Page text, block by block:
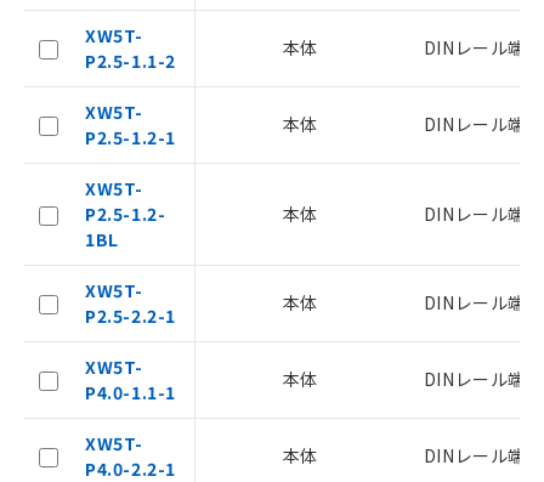
XW5T-
P2.5-1.1-2
本体 DINレール端
XW5T-
P2.5-1.2-1
本体 DINレール端
XW5T-
P2.5-1.2-
1BL
本体 DINレール端
XW5T-
P2.5-2.2-1
本体 DINレール端
XW5T-
P4.0-1.1-1
本体 DINレール端
XW5T-
P4.0-2.2-1
本体 DINレール端
たはお客様担当のオムロン制御
機器販売店・当社販売員にご確
空
白
受注生産機種、また在庫状況の
ください。
在庫状況および標準価格結果を当社の
事前の承諾なく第三者に漏洩または開
示しないようお願いします。
マイパーツ機能（部品リスト作成サー
ビス）をご利用いただくには、I-Web
メンバーズにご登録されている必要が
お客様が当ウェブサイト上で当社にご
および当社の共同利用者が、当社の製
品・サービスに関するお客様との取
引・商談に必要な範囲で利用すること
をご了承ください。
※当社の共同利用者とは、
"個人情報
の共同利用に関して"
用者の範囲」に記載されている法人を